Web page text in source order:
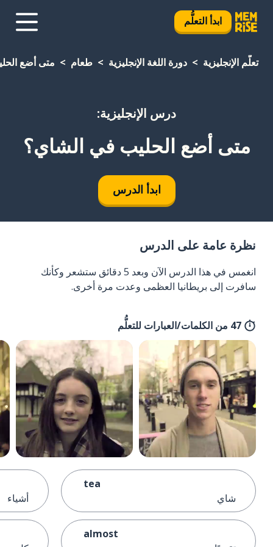
ابدأ التعلُّم
تعلَّم الإنجليزية دورة اللغة الإنجليزية طعام متى أضع
درس الإنجليزية:
متى أضع الحليب في الشاي؟
ابدأ الدرس
نظرة عامة على الدرس
انغمس في هذا الدرس الآن وبعد 5 دقائق ستشعر وكأنك
سافرت إلى بريطانيا العظمى وعدت مرة أخرى.
47 من الكلمات/العبارات للتعلُّم
tea
شاي
almost
أشياء